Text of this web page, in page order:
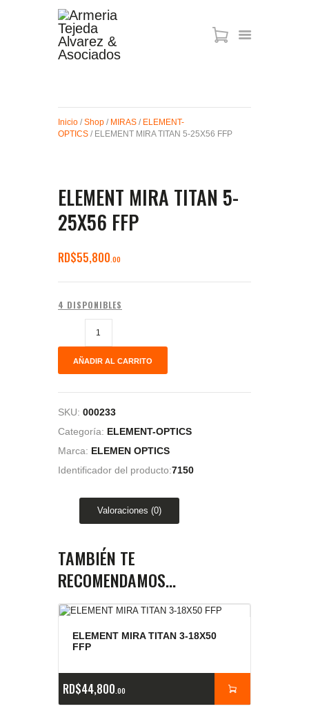
MIRAS
MUNICIONES
Inicio / Shop / MIRAS / ELEMENT-
OPTICS / ELEMENT MIRA TITAN 5-25X56 FFP
ELEMENT MIRA TITAN 5-
25X56 FFP
RD$55,800 00
4 DISPONIBLES
AÑADIR AL CARRITO
SKU: 000233
Categoría: ELEMENT-OPTICS
Marca: ELEMEN OPTICS
Identificador del producto:7150
Valoraciones (0)
TAMBIÉN TE
RECOMENDAMOS…
ELEMENT MIRA TITAN 3-18X50
FFP
RD$44,800 00